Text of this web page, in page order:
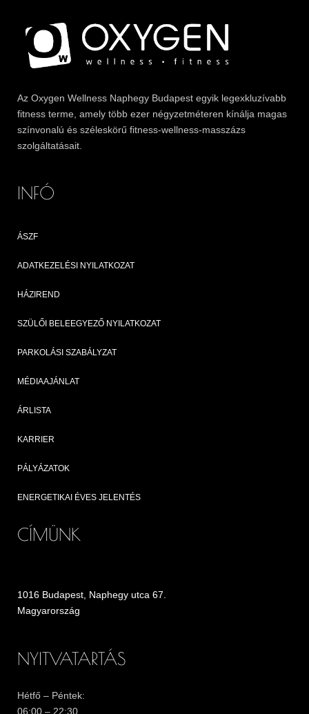
Az Oxygen Wellness Naphegy Budapest egyik legexkluzívabb
fitness terme, amely több ezer négyzetméteren kínálja magas
színvonalú és széleskörű fitness-wellness-masszázs
szolgáltatásait.
INFÓ
ÁSZF
ADATKEZELÉSI NYILATKOZAT
HÁZIREND
SZÜLŐI BELEEGYEZŐ NYILATKOZAT
PARKOLÁSI SZABÁLYZAT
MÉDIAAJÁNLAT
ÁRLISTA
KARRIER
PÁLYÁZATOK
ENERGETIKAI ÉVES JELENTÉS
CÍMÜNK
1016 Budapest, Naphegy utca 67.
Magyarország
NYITVATARTÁS
Hétfő – Péntek:
06:00 – 22:30